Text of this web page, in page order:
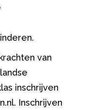
van
inschrijven
Inschrijven